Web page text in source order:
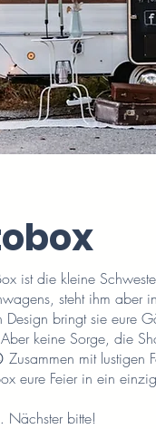
ist die kleine
steht ihm aber
Design bringt sie eure
keine Sorge, die
Zusammen mit lustigen
eure Feier in ein
bitte!